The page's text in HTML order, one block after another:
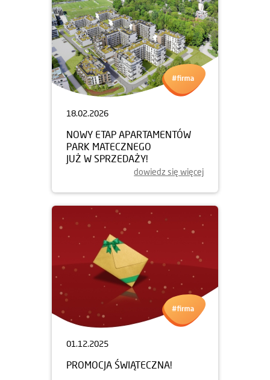
18.02.2026
NOWY ETAP APARTAMENTÓW
PARK MATECZNEGO
JUŻ W SPRZEDAŻY!
dowiedz się więcej
01.12.2025
PROMOCJA ŚWIĄTECZNA!